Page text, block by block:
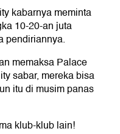
kabarnya meminta
10-20-an juta
pendiriannya.
memaksa Palace
sabar, mereka bisa
itu di musim panas
klub-klub lain!